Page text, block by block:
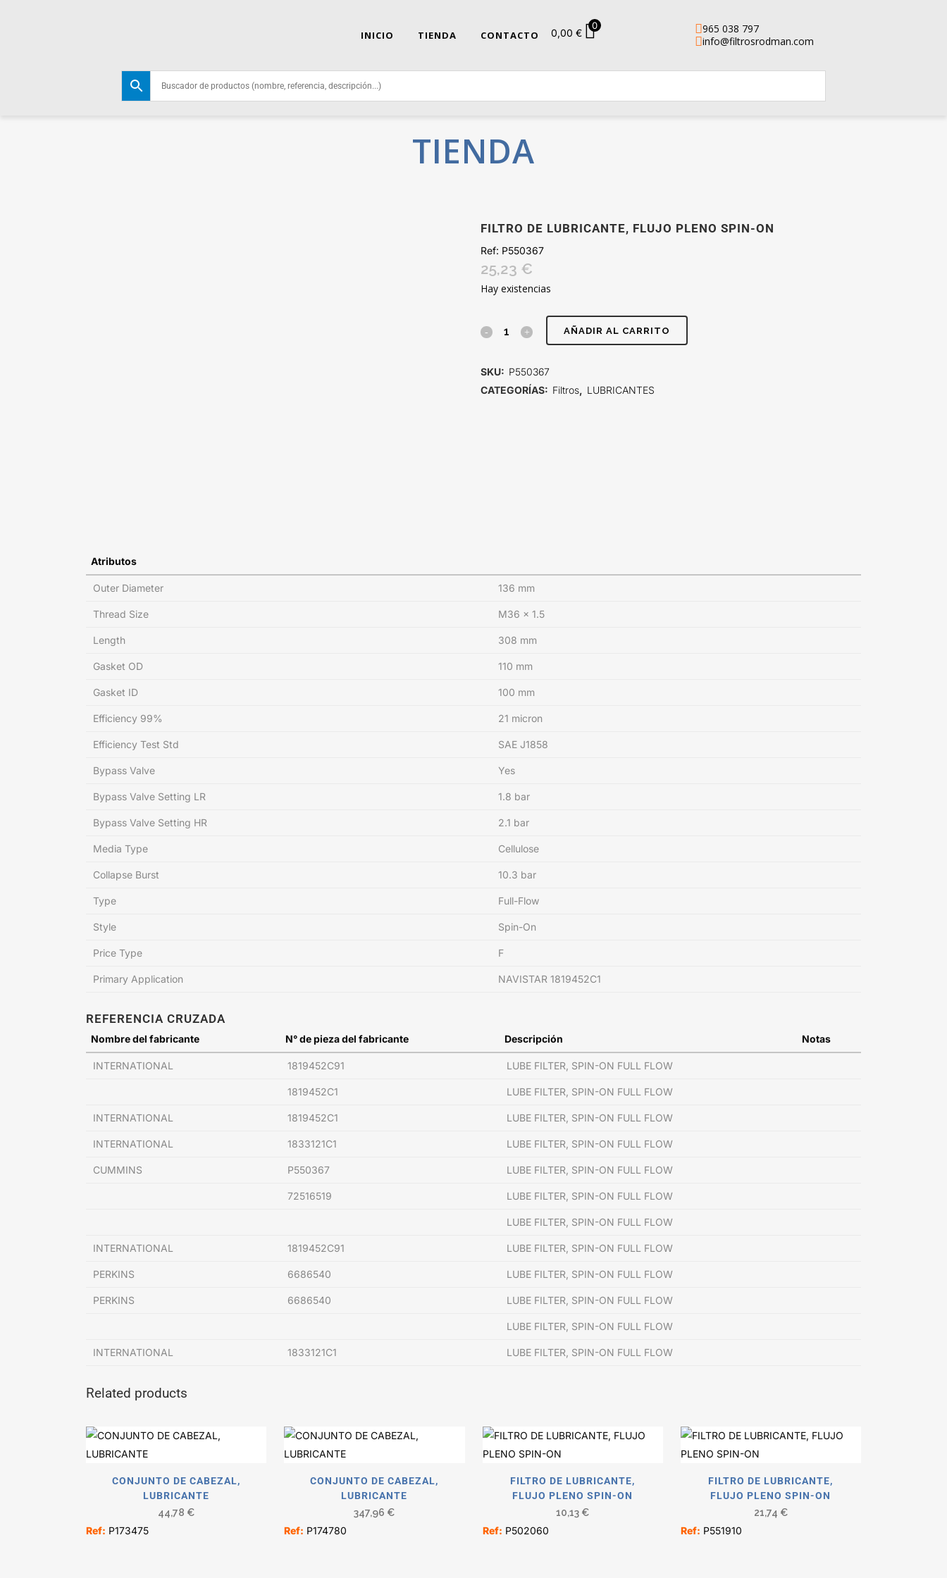
965 038 797
info@filtrosrodman.com
INICIO TIENDA CONTACTO 0,00 €
0
TIENDA
FILTRO DE LUBRICANTE, FLUJO PLENO SPIN-ON
Ref: P550367
25,23 €
Hay existencias
FILTRO
LUBRICANTE,
AÑADIR AL CARRITO
SKU: P550367
CATEGORÍAS: Filtros, LUBRICANTES
Atributos
Outer Diameter 136 mm
Thread Size M36 x 1.5
Length 308 mm
Gasket OD 110 mm
Gasket ID 100 mm
Efficiency 99% 21 micron
Efficiency Test Std SAE J1858
Bypass Valve Yes
Bypass Valve Setting LR 1.8 bar
Bypass Valve Setting HR 2.1 bar
Media Type Cellulose
Collapse Burst 10.3 bar
Type Full-Flow
Style Spin-On
Price Type F
Primary Application NAVISTAR 1819452C1
REFERENCIA CRUZADA
Nombre del fabricante N° de pieza del fabricante Descripción Notas
INTERNATIONAL 1819452C91 LUBE FILTER, SPIN-ON FULL FLOW
1819452C1 LUBE FILTER, SPIN-ON FULL FLOW
INTERNATIONAL 1819452C1 LUBE FILTER, SPIN-ON FULL FLOW
INTERNATIONAL 1833121C1 LUBE FILTER, SPIN-ON FULL FLOW
CUMMINS P550367 LUBE FILTER, SPIN-ON FULL FLOW
72516519 LUBE FILTER, SPIN-ON FULL FLOW
LUBE FILTER, SPIN-ON FULL FLOW
INTERNATIONAL 1819452C91 LUBE FILTER, SPIN-ON FULL FLOW
PERKINS 6686540 LUBE FILTER, SPIN-ON FULL FLOW
PERKINS 6686540 LUBE FILTER, SPIN-ON FULL FLOW
LUBE FILTER, SPIN-ON FULL FLOW
INTERNATIONAL 1833121C1 LUBE FILTER, SPIN-ON FULL FLOW
Related products
CONJUNTO DE CABEZAL,
LUBRICANTE
44,78 €
Ref: P173475
CONJUNTO DE CABEZAL,
LUBRICANTE
347,96 €
Ref: P174780
FILTRO DE LUBRICANTE,
FLUJO PLENO SPIN-ON
10,13 €
Ref: P502060
FILTRO DE LUBRICANTE,
FLUJO PLENO SPIN-ON
21,74 €
Ref: P551910